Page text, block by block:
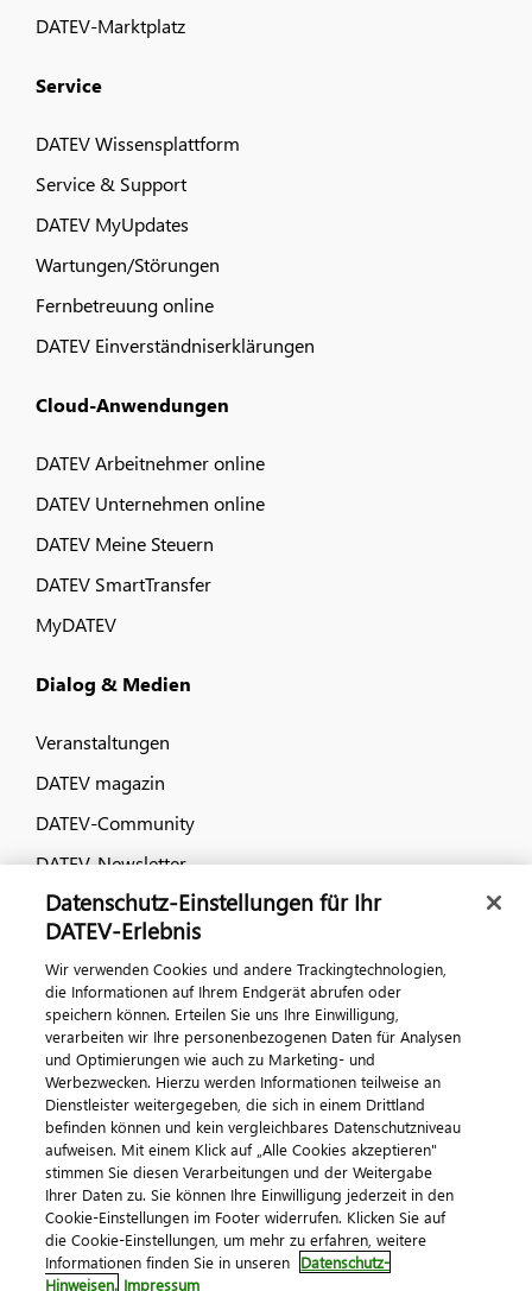
DATEV-Marktplatz
Service
DATEV Wissensplattform
Service & Support
DATEV MyUpdates
Wartungen/Störungen
Fernbetreuung online
DATEV Einverständniserklärungen
Cloud-Anwendungen
DATEV Arbeitnehmer online
DATEV Unternehmen online
DATEV Meine Steuern
DATEV SmartTransfer
MyDATEV
Dialog & Medien
Veranstaltungen
DATEV magazin
DATEV-Community
DATEV-Newsletter
Kontaktieren Sie uns
© 2026 DATEV eG
ImpressumDatenschutzAGB Kontakt
Cookie-Einstellungen
Datenschutz-Einstellungen für Ihr
DATEV-Erlebnis
Wir verwenden Cookies und andere Trackingtechnologien,
die Informationen auf Ihrem Endgerät abrufen oder
speichern können. Erteilen Sie uns Ihre Einwilligung,
verarbeiten wir Ihre personenbezogenen Daten für Analysen
und Optimierungen wie auch zu Marketing- und
Werbezwecken. Hierzu werden Informationen teilweise an
Dienstleister weitergegeben, die sich in einem Drittland
befinden können und kein vergleichbares Datenschutzniveau
aufweisen. Mit einem Klick auf „Alle Cookies akzeptieren"
stimmen Sie diesen Verarbeitungen und der Weitergabe
Ihrer Daten zu. Sie können Ihre Einwilligung jederzeit in den
Cookie-Einstellungen im Footer widerrufen. Klicken Sie auf
die Cookie-Einstellungen, um mehr zu erfahren, weitere
Informationen finden Sie in unseren Datenschutz-
Hinweisen. Impressum